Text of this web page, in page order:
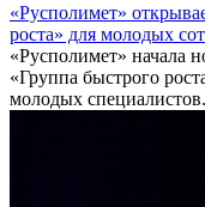
«Русполимет»
роста» для молодых
«Русполимет» начала
«Группа быстрого
молодых специалистов.